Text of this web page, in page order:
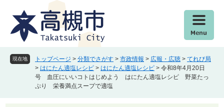
現在地 トップページ > 分類でさがす > 市政情報 > 広報・広聴 > てれび局
> はにたん適塩レシピ > はにたん適塩レシピ > 令和8年4月20日
号 血圧にいいコトはじめよう はにたん適塩レシピ 野菜たっ
ぷり 栄養満点スープで適塩